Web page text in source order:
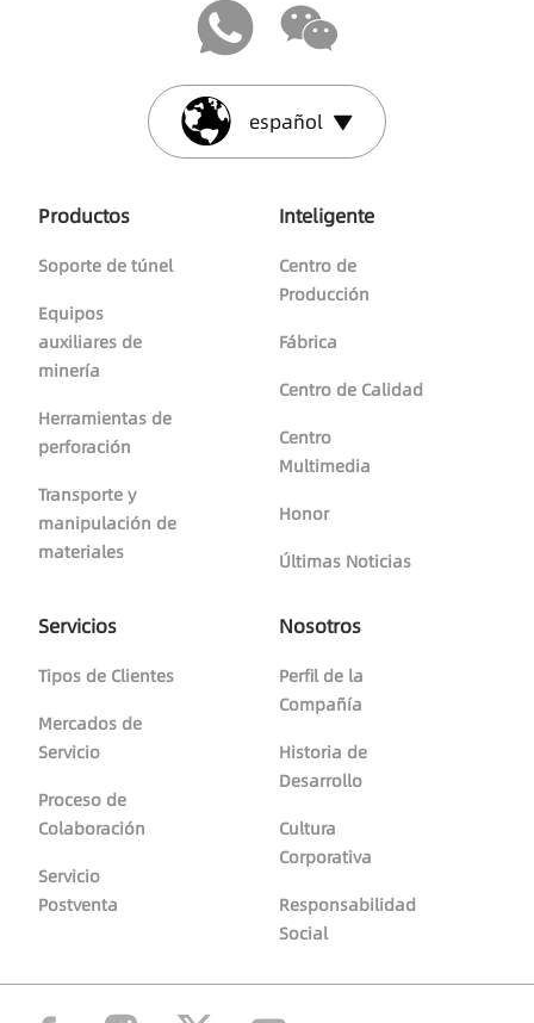
español
Productos
Soporte de túnel
Equipos
auxiliares de
minería
Herramientas de
perforación
Transporte y
manipulación de
materiales
Inteligente
Centro de
Producción
Fábrica
Centro de Calidad
Centro
Multimedia
Honor
Últimas Noticias
Servicios
Tipos de Clientes
Mercados de
Servicio
Proceso de
Colaboración
Servicio
Postventa
Nosotros
Perfil de la
Compañía
Historia de
Desarrollo
Cultura
Corporativa
Responsabilidad
Social